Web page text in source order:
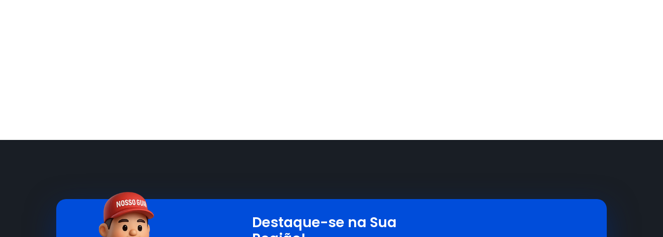
Destaque-se na Sua